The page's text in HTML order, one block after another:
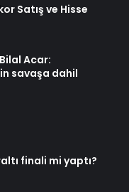
Satış ve Hisse
Acar:
savaşa dahil
finali mi yaptı?